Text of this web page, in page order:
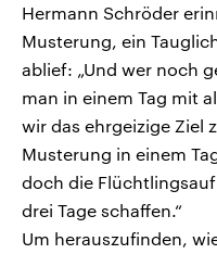
Hermann Schröder
Musterung, ein
ablief: „Und wer noch
man in einem Tag mit
wir das ehrgeizige Ziel
Musterung in einem
doch die
drei Tage schaffen.“
Um herauszufinden,